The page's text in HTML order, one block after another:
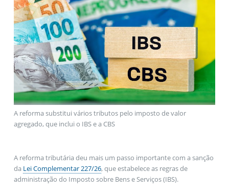
A reforma substitui vários tributos pelo imposto de valor
agregado, que inclui o IBS e a CBS
A reforma tributária deu mais um passo importante com a sanção
da Lei Complementar 227/26, que estabelece as regras de
administração do Imposto sobre Bens e Serviços (IBS).